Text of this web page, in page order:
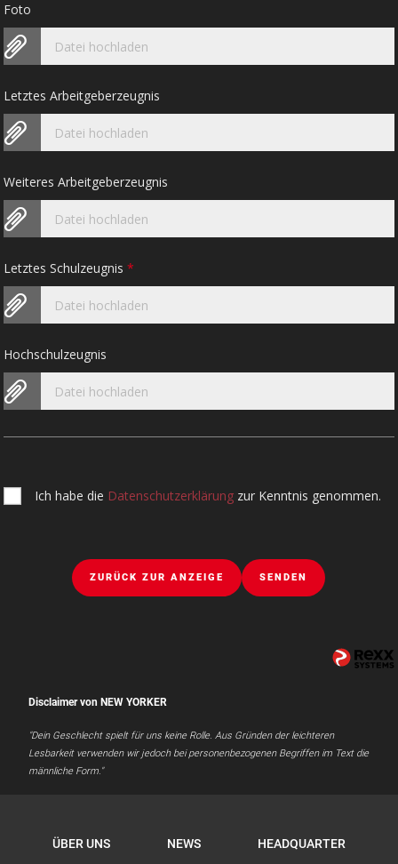
Foto
Datei hochladen
Letztes Arbeitgeberzeugnis
Datei hochladen
Weiteres Arbeitgeberzeugnis
Datei hochladen
Letztes Schulzeugnis*
Datei hochladen
Hochschulzeugnis
Datei hochladen
Ich habe die Datenschutzerklärung zur Kenntnis genommen.
ZURÜCK ZUR ANZEIGE SENDEN
Disclaimer von NEW YORKER
"Dein Geschlecht spielt für uns keine Rolle. Aus Gründen der leichteren
Lesbarkeit verwenden wir jedoch bei personenbezogenen Begriffen im Text die
männliche Form."
ÜBER UNS NEWS HEADQUARTER